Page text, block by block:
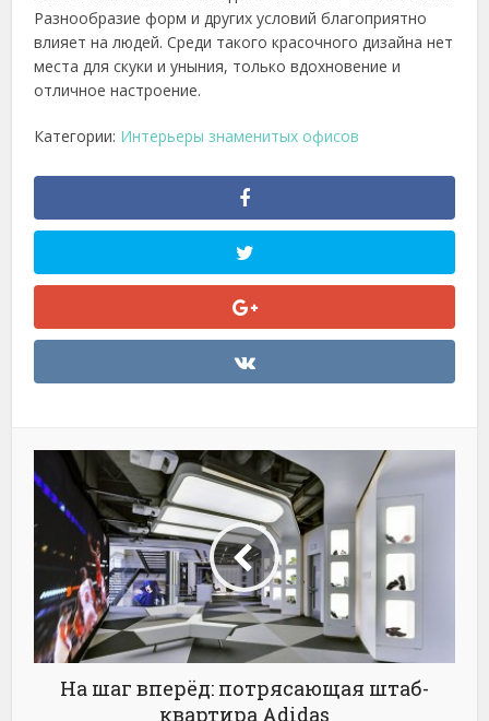
Разнообразие форм и других условий благоприятно
влияет на людей. Среди такого красочного дизайна нет
места для скуки и уныния, только вдохновение и
отличное настроение.
Категории: Интерьеры знаменитых офисов
На шаг вперёд: потрясающая штаб-
квартира Adidas